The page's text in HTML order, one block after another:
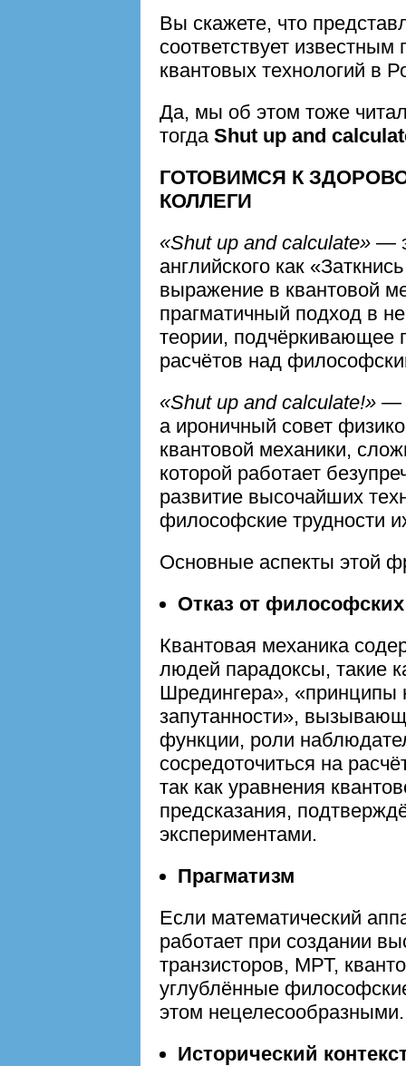
Вы скажете, что
соответствует
квантовых технологий в
Да, мы об этом тоже
тогда Shut up and
ГОТОВИМСЯ К
КОЛЛЕГИ
«Shut up and calculate» —
английского как
выражение в квантовой
прагматичный подход в
теории, подчёркивающее
расчётов над
«Shut up and calculate!» —
а ироничный совет
квантовой механики,
которой работает
развитие высочайших
философские трудности
Основные аспекты этой
Отказ от
Квантовая механика
людей парадоксы, такие
Шредингера», «принципы
запутанности»,
функции, роли
сосредоточиться на
так как уравнения
предсказания,
экспериментами.
Прагматизм
Если математический
работает при создании
транзисторов, МРТ,
углублённые
этом нецелесообразными.
Исторический